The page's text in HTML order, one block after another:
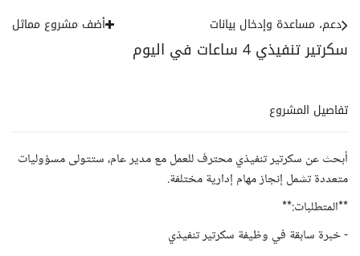
سكرتير تنفيذي 4 ساعات في اليوم
دعم، مساعدة وإدخال بيانات أضف مشروع مماثل
تفاصيل المشروع
أبحث عن سكرتير تنفيذي محترف للعمل مع مدير عام، ستتولى مسؤوليات
متعددة تشمل إنجاز مهام إدارية مختلفة.
**المتطلبات:**
- خبرة سابقة في وظيفة سكرتير تنفيذي